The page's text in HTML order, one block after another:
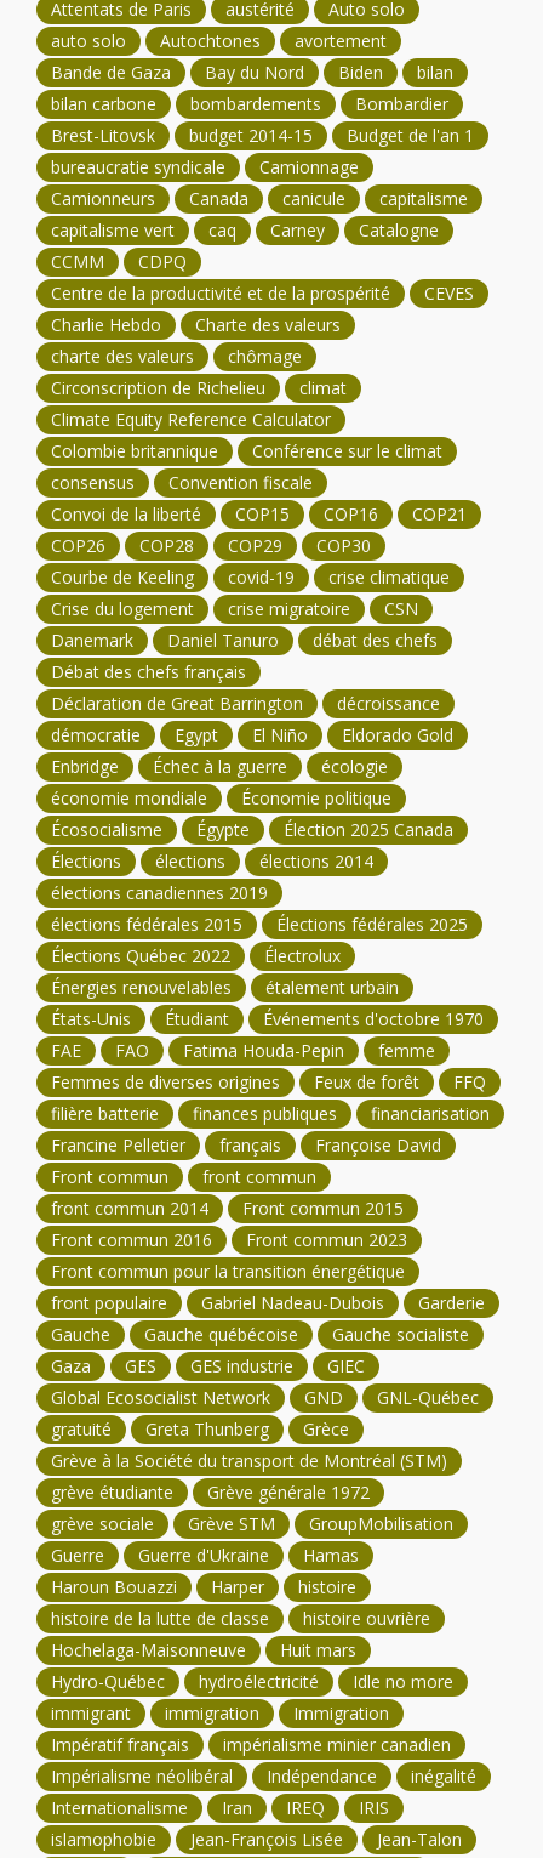
Attentats de Paris austérité
Auto solo
auto solo
Autochtones
avortement
Bande de Gaza
Bay du Nord Biden
bilan
bilan carbone
bombardements
Bombardier
Brest-Litovsk
budget 2014-15
Budget de l'an 1
bureaucratie syndicale
Camionnage
Camionneurs
Canada canicule
capitalisme
capitalisme vert
caq Carney
Catalogne
CCMM
CDPQ
Centre de la productivité et de la prospérité
CEVES
Charlie Hebdo
Charte des valeurs
charte des valeurs
chômage
Circonscription de Richelieu
climat
Climate Equity Reference Calculator
Colombie britannique
Conférence sur le climat
consensus
Convention fiscale
Convoi de la liberté
COP15 COP16
COP21
COP26
COP28 COP29
COP30
Courbe de Keeling
covid-19
crise climatique
Crise du logement
crise migratoire
CSN
Danemark
Daniel Tanuro
débat des chefs
Débat des chefs français
Déclaration de Great Barrington
décroissance
démocratie
Egypt El Niño
Eldorado Gold
Enbridge
Échec à la guerre
écologie
économie mondiale
Économie politique
Écosocialisme
Égypte
Élection 2025 Canada
Élections
élections
élections 2014
élections canadiennes 2019
élections fédérales 2015
Élections fédérales 2025
Élections Québec 2022
Électrolux
Énergies renouvelables
étalement urbain
États-Unis
Étudiant
Événements d'octobre 1970
FAE
FAO Fatima Houda-Pepin
femme
Femmes de diverses origines
Feux de forêt
FFQ
filière batterie
finances publiques
financiarisation
Francine Pelletier
français
Françoise David
Front commun
front commun
front commun 2014
Front commun 2015
Front commun 2016
Front commun 2023
Front commun pour la transition énergétique
front populaire
Gabriel Nadeau-Dubois
Garderie
Gauche
Gauche québécoise
Gauche socialiste
Gaza
GES GES industrie
GIEC
Global Ecosocialist Network
GND
GNL-Québec
gratuité
Greta Thunberg
Grèce
Grève à la Société du transport de Montréal (STM)
grève étudiante
Grève générale 1972
grève sociale
Grève STM
GroupMobilisation
Guerre
Guerre d'Ukraine
Hamas
Haroun Bouazzi
Harper
histoire
histoire de la lutte de classe
histoire ouvrière
Hochelaga-Maisonneuve
Huit mars
Hydro-Québec
hydroélectricité
Idle no more
immigrant
immigration
Immigration
Impératif français
impérialisme minier canadien
Impérialisme néolibéral
Indépendance
inégalité
Internationalisme
Iran IREQ
IRIS
islamophobie
Jean-François Lisée
Jean-Talon